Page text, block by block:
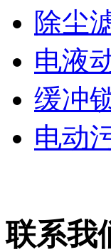
除尘
电液
缓冲
电动
联系我